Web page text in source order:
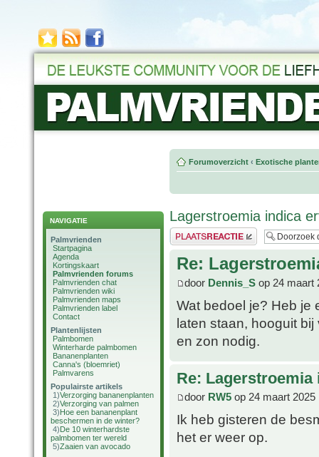
NAVIGATIE
Palmvrienden
Startpagina
Agenda
Kortingskaart
Palmvrienden forums
Palmvrienden chat
Palmvrienden wiki
Palmvrienden maps
Palmvrienden label
Contact
Plantenlijsten
Palmbomen
Winterharde palmbomen
Bananenplanten
Canna's (bloemriet)
Palmvarens
Populairste artikels
1)Verzorging bananenplanten
2)Verzorging van palmen
3)Hoe een bananenplant
beschermen in de winter?
4)De 10 winterhardste
palmbomen ter wereld
5)Zaaien van avocado
Forumoverzicht ‹ Exotische
Lagerstroemia indica
Plaats een reactie
Re:
door Dennis_S op 24 maart
Wat bedoel je? Heb je
laten staan, hooguit
en zon nodig.
Re:
door RW5 op 24 maart 2025
Ik heb gisteren de
het er weer op.